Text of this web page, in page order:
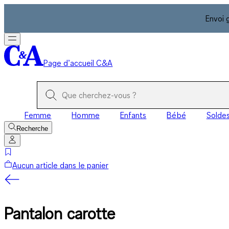
Envoi
Page d’accueil C&A
Femme Homme Enfants Bébé Soldes
Recherche
Aucun article dans le panier
Pantalon carotte